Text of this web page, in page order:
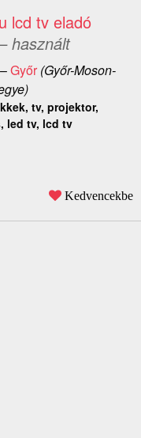
lcd tv eladó
használt
Győr(Győr-Moson-
tv, projektor,
led tv, lcd tv
Kedvencekbe